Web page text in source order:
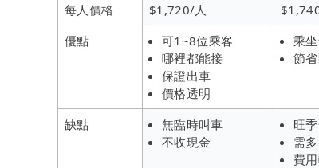
每人價格
$1,720/人
優點
可1~8位乘客
哪裡都能接
保證出車
價格透明
乘
節
缺點
無臨時叫車
不收現金
旺
需
費